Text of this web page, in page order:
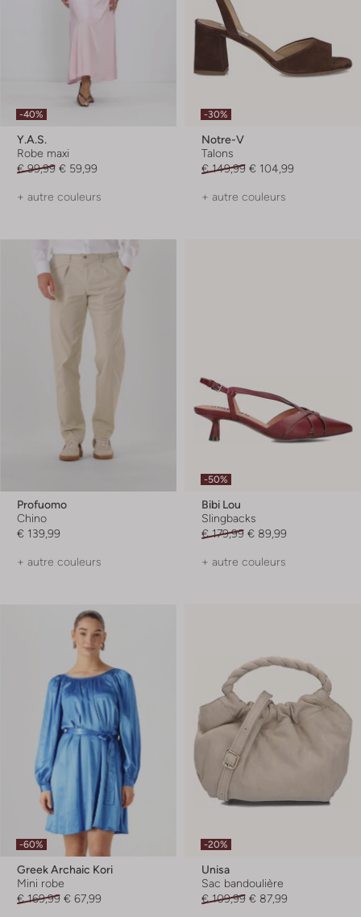
-40%
Y.a.s.
Robe maxi
€ 99,99 € 59,99
+ autre couleurs
-30%
Notre-V
Talons
€ 149,99 € 104,99
+ autre couleurs
Profuomo
Chino
€ 139,99
+ autre couleurs
-50%
Bibi Lou
Slingbacks
€ 179,99 € 89,99
+ autre couleurs
-60%
Greek Archaic Kori
Mini robe
€ 169,99 € 67,99
-20%
Unisa
Sac bandoulière
€ 109,99 € 87,99